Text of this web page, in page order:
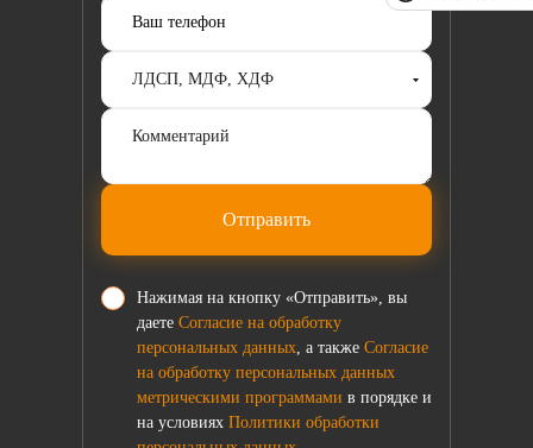
Отправить
Нажимая на кнопку «Отправить», вы
даете Согласие на обработку
персональных данных, а также Согласие
на обработку персональных данных
метрическими программами в порядке и
на условиях Политики обработки